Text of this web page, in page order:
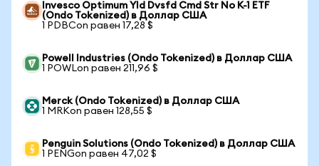
Invesco Optimum Yld Dvsfd Cmd Str No K-1 ETF
(Ondo Tokenized) в Доллар США
1 PDBCon равен 17,28 $
Powell Industries (Ondo Tokenized) в Доллар США
1 POWLon равен 211,96 $
Merck (Ondo Tokenized) в Доллар США
1 MRKon равен 128,55 $
Penguin Solutions (Ondo Tokenized) в Доллар США
1 PENGon равен 47,02 $